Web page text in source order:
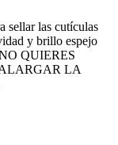
sellar las cutículas
y brillo espejo
QUIERES
LA